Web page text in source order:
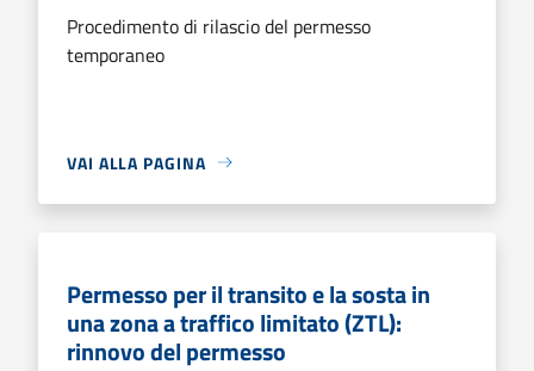
Procedimento di rilascio del permesso
temporaneo
VAI ALLA PAGINA
Permesso per il transito e la sosta in
una zona a traffico limitato (ZTL):
rinnovo del permesso